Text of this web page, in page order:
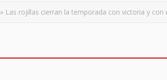
» Las rojillas cierran la temporada con victoria y